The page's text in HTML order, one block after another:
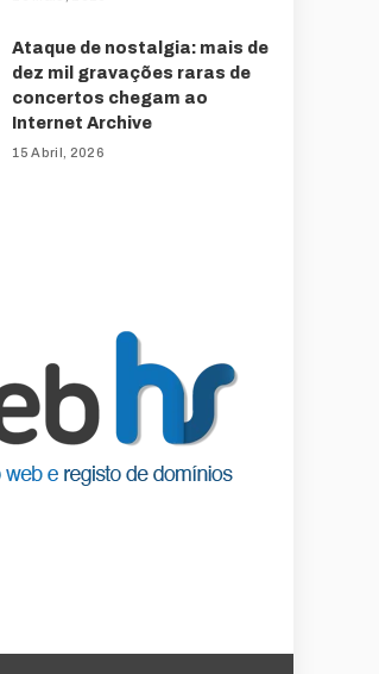
Ataque de nostalgia: mais de
dez mil gravações raras de
concertos chegam ao
Internet Archive
15 Abril, 2026